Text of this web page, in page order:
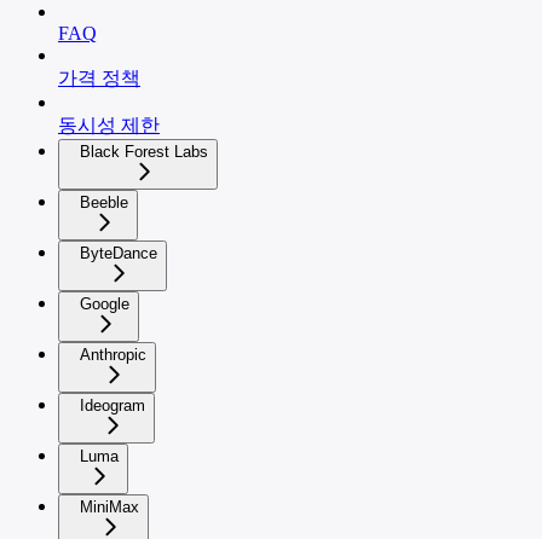
FAQ
가격 정책
동시성 제한
Black Forest Labs
Beeble
ByteDance
Google
Anthropic
Ideogram
Luma
MiniMax